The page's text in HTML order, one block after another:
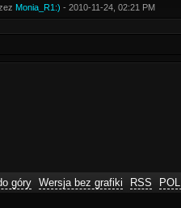
Monia_R1:) - 2010-11-24, 02:21 PM
góry Wersja bez grafiki RSS